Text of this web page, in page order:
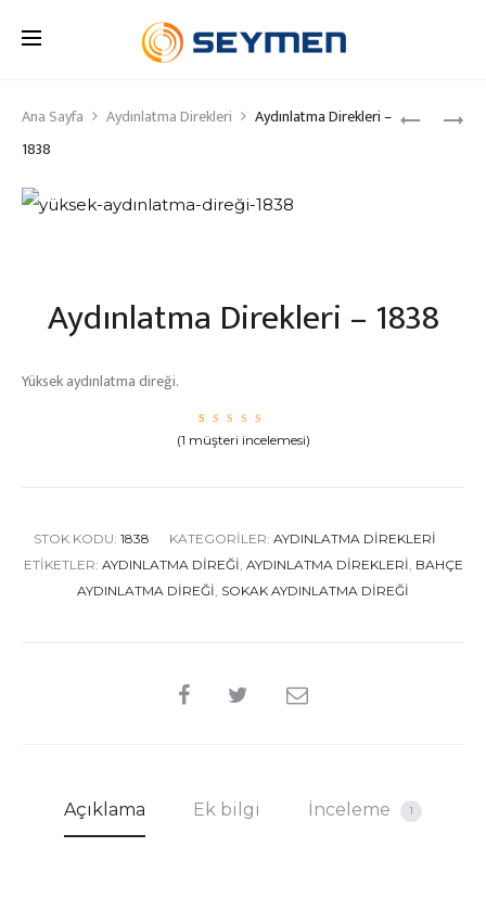
Ana Sayfa Aydınlatma Direkleri
Aydınlatma Direkleri –
1838
Aydınlatma Direkleri – 1838
Yüksek aydınlatma direği.
1müşte
ri
4.00
puan
(1 müşteri incelemesi)
STOK KODU: 1838 KATEGORILER: AYDINLATMA DIREKLERI
ETIKETLER: AYDINLATMA DIREĞI, AYDINLATMA DIREKLERI, BAHÇE
AYDINLATMA DIREĞI, SOKAK AYDINLATMA DIREĞI
SHARE
Açıklama Ek bilgi İnceleme 1